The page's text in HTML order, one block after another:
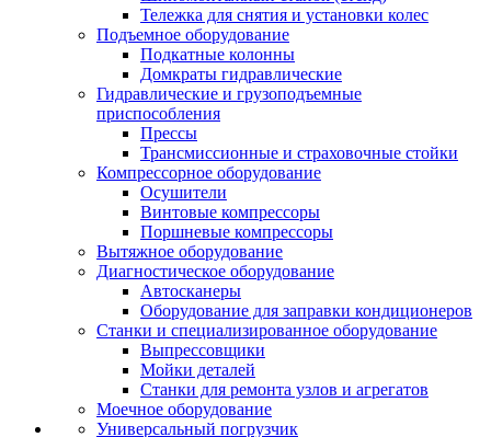
Тележка для снятия и установки колес
Подъемное оборудование
Подкатные колонны
Домкраты гидравлические
Гидравлические и грузоподъемные
приспособления
Прессы
Трансмиссионные и страховочные стойки
Компрессорное оборудование
Осушители
Винтовые компрессоры
Поршневые компрессоры
Вытяжное оборудование
Диагностическое оборудование
Автосканеры
Оборудование для заправки кондиционеров
Станки и специализированное оборудование
Выпрессовщики
Мойки деталей
Станки для ремонта узлов и агрегатов
Моечное оборудование
Универсальный погрузчик